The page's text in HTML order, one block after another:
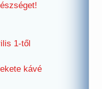
1-től
kávé